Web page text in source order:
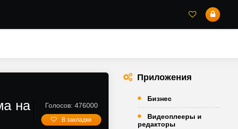
на
Голосов: 476000
В закладки
Приложения
Бизнес
Видеоплееры и
редакторы